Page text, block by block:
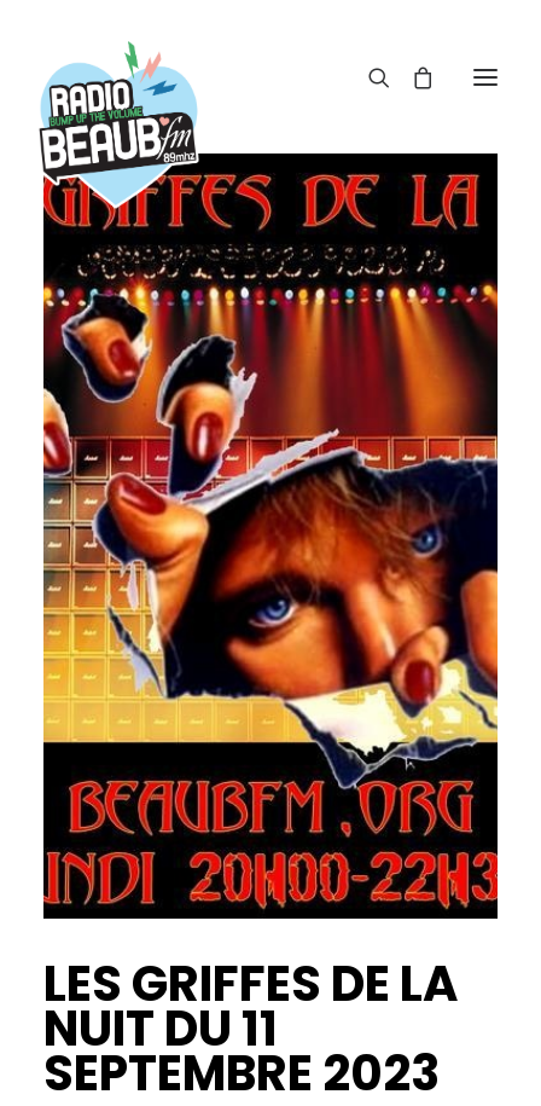
ACTUS
REPLAY
ÉMISSIONS
BOUTIQUE
LES GRIFFES DE LA
NUIT DU 11
SEPTEMBRE 2023